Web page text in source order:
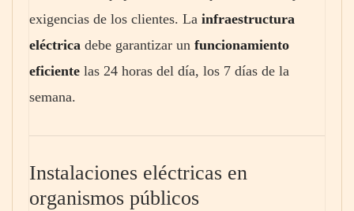
exigencias de los clientes. La infraestructura
eléctrica debe garantizar un funcionamiento
eficiente las 24 horas del día, los 7 días de la
semana.
Instalaciones eléctricas en
organismos públicos